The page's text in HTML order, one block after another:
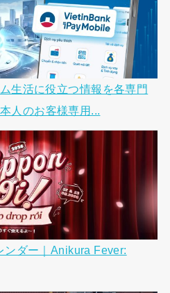
生活に役立つ情報を各専門
人のお客様専用...
ンダー｜Anikura Fever: